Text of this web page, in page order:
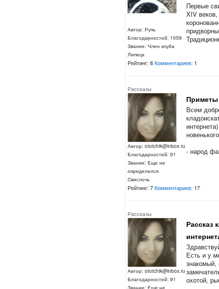
Автор: Рупь
Благодарностей: 1059
Звание: Член клуба
Липецк
Первые
XIV
Рейтинг: 6Комментариев: 1
Рассказы
Автор: ototchik@inbox.ru
Благодарностей: 91
Звание: Еще не
определился
Свислочь
Приметы
Всем
- народ
Рейтинг: 7Комментариев: 17
Рассказы
Автор: ototchik@inbox.ru
Благодарностей: 91
Звание: Еще не
Рассказ
Есть и у
знакомый,
охотой,